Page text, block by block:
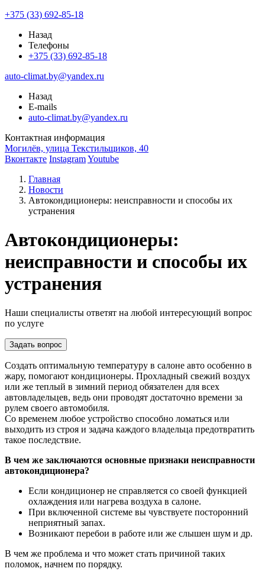
+375 (33) 692-85-18
Назад
Телефоны
+375 (33) 692-85-18
auto-climat.by@yandex.ru
Назад
E-mails
auto-climat.by@yandex.ru
Контактная информация
Могилёв, улица Текстильщиков, 40
Вконтакте InstagramYoutube
Главная
Новости
Автокондиционеры: неисправности и способы их
устранения
Автокондиционеры:
неисправности и способы их
устранения
Наши специалисты ответят на любой интересующий вопрос
по услуге
Задать вопрос
Создать оптимальную температуру в салоне авто особенно в
жару, помогают кондиционеры. Прохладный свежий воздух
или же теплый в зимний период обязателен для всех
автовладельцев, ведь они проводят достаточно времени за
рулем своего автомобиля.
Со временем любое устройство способно ломаться или
выходить из строя и задача каждого владельца предотвратить
такое последствие.
В чем же заключаются основные признаки неисправности
автокондиционера?
Если кондиционер не справляется со своей функцией
охлаждения или нагрева воздуха в салоне.
При включенной системе вы чувствуете посторонний
неприятный запах.
Возникают перебои в работе или же слышен шум и др.
В чем же проблема и что может стать причиной таких
поломок, начнем по порядку.